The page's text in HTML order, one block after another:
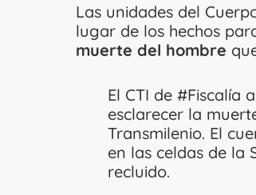
Las unidades del
lugar de los hechos
muerte del hombre
El CTI de #Fiscalía
esclarecer la
Transmilenio. El
en las celdas de la
recluido.